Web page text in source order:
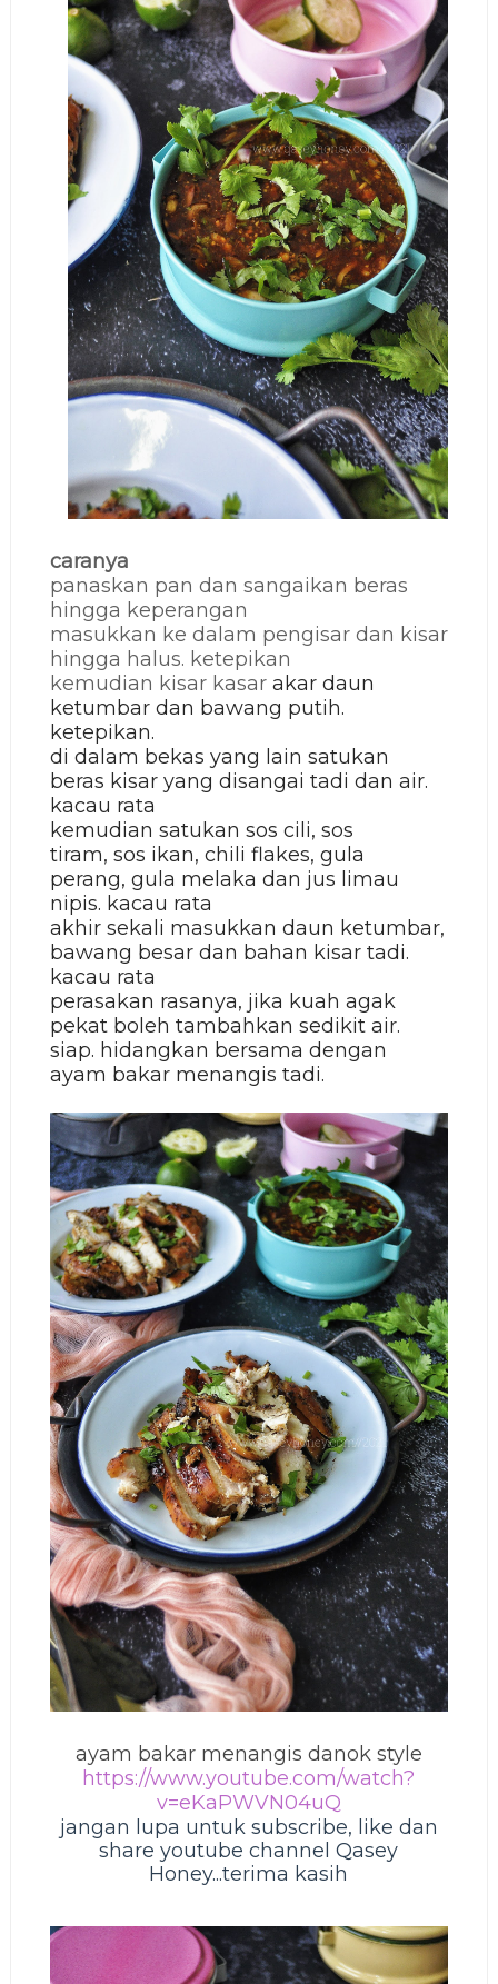
caranya
panaskan pan dan sangaikan beras
hingga keperangan
masukkan ke dalam pengisar dan kisar
hingga halus. ketepikan
kemudian kisar kasar akar daun
ketumbar dan bawang putih.
ketepikan.
di dalam bekas yang lain satukan
beras kisar yang disangai tadi dan air.
kacau rata
kemudian satukan sos cili, sos
tiram, sos ikan, chili flakes, gula
perang, gula melaka dan jus limau
nipis. kacau rata
akhir sekali masukkan daun ketumbar,
bawang besar dan bahan kisar tadi.
kacau rata
perasakan rasanya, jika kuah agak
pekat boleh tambahkan sedikit air.
siap. hidangkan bersama dengan
ayam bakar menangis tadi.
ayam bakar menangis danok style
https://www.youtube.com/watch?
v=eKaPWVN04uQ
jangan lupa untuk subscribe, like dan
share youtube channel Qasey
Honey...terima kasih